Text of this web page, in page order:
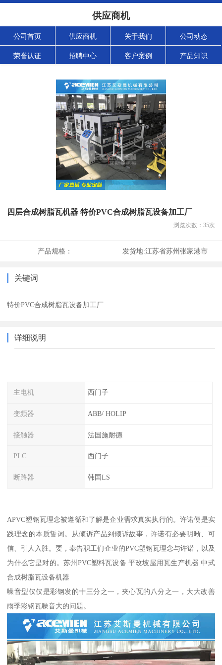
供应商机
公司首页 供应商机 关于我们 公司动态
荣誉认证 招聘中心 客户案例 产品知识
四层合成树脂瓦机器 特价PVC合成树脂瓦设备加工厂
浏览次数： 35次
产品规格： 发货地:江苏省苏州张家港市
关键词
特价PVC合成树脂瓦设备加工厂
详细说明
主电机 西门子
变频器 ABB/ HOLIP
接触器 法国施耐德
PLC 西门子
断路器 韩国LS
APVC塑钢瓦理念被遵循和了解是企业需求真实执行的。许诺便是实
践理念的本质誓词。从倾诉产品到倾诉故事，许诺有必要明晰、可
信、引人入胜。要，奉告职工们企业的PVC塑钢瓦理念与许诺，以及
为什么它是对的。苏州PVC塑料瓦设备 平改坡屋用瓦生产机器 中式
合成树脂瓦设备机器
噪音型仅仅是彩钢发的十三分之一，夹心瓦的八分之一，大大改善
雨季彩钢瓦噪音大的问题。